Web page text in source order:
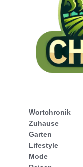
Wortchronik
Zuhause
Garten
Lifestyle
Mode